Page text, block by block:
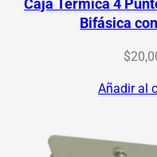
Bifásica
$
Añadir al